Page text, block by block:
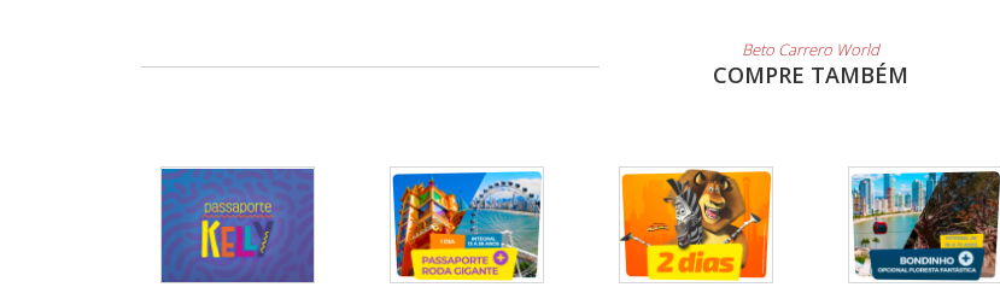
Beto Carrero World
COMPRE TAMBÉM